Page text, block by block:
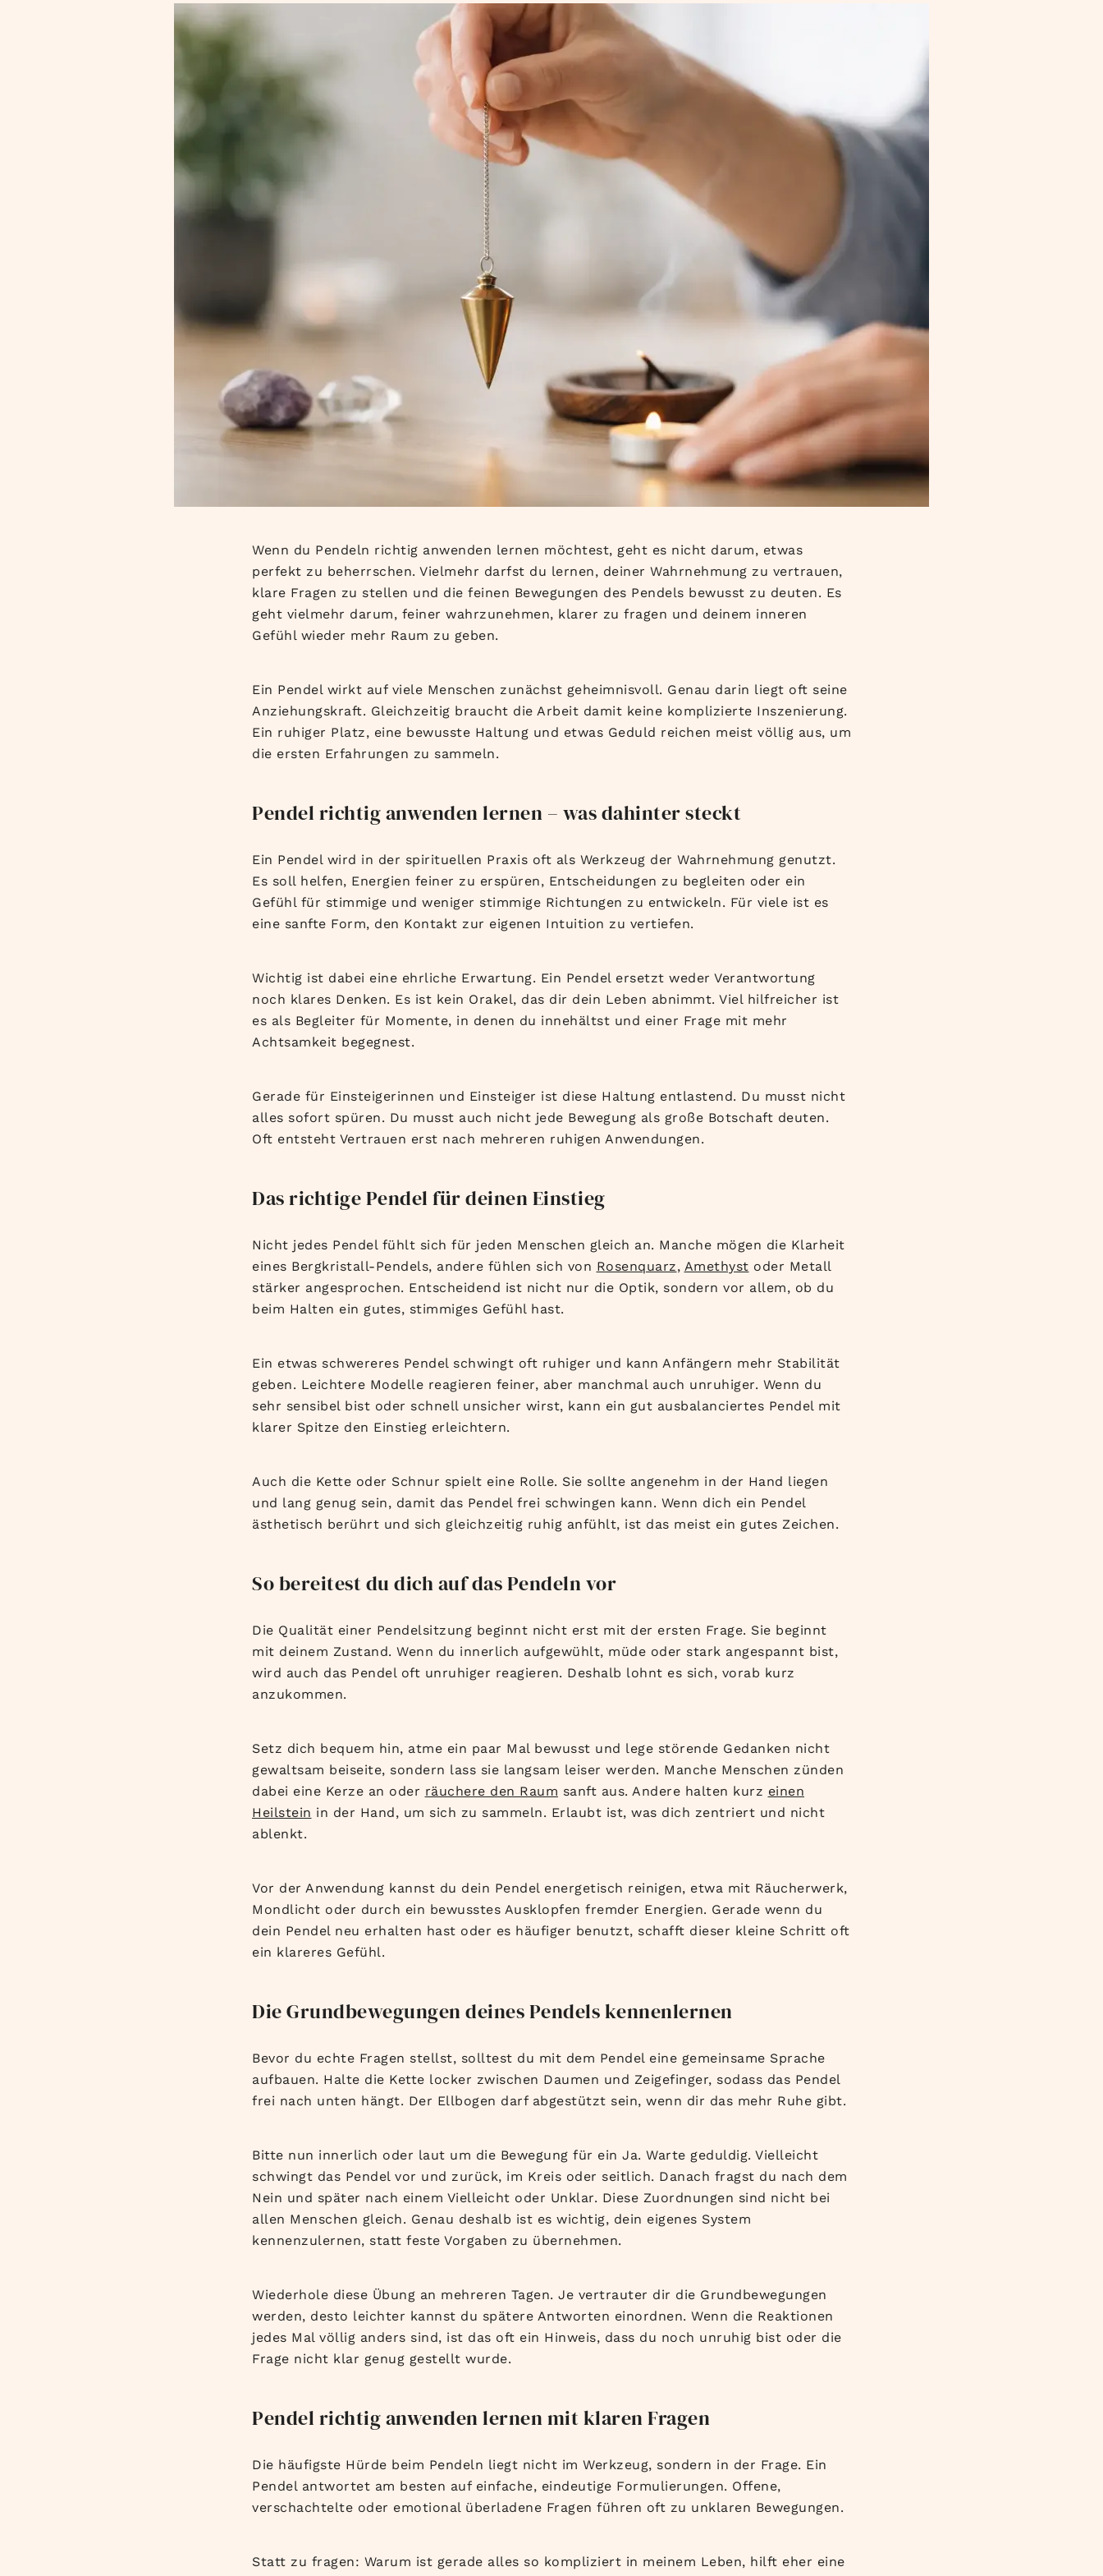
Wenn du Pendeln richtig anwenden lernen möchtest, geht es nicht darum, etwas
perfekt zu beherrschen. Vielmehr darfst du lernen, deiner Wahrnehmung zu vertrauen,
klare Fragen zu stellen und die feinen Bewegungen des Pendels bewusst zu deuten. Es
geht vielmehr darum, feiner wahrzunehmen, klarer zu fragen und deinem inneren
Gefühl wieder mehr Raum zu geben.
Ein Pendel wirkt auf viele Menschen zunächst geheimnisvoll. Genau darin liegt oft seine
Anziehungskraft. Gleichzeitig braucht die Arbeit damit keine komplizierte Inszenierung.
Ein ruhiger Platz, eine bewusste Haltung und etwas Geduld reichen meist völlig aus, um
die ersten Erfahrungen zu sammeln.
Pendel richtig anwenden lernen – was dahinter steckt
Ein Pendel wird in der spirituellen Praxis oft als Werkzeug der Wahrnehmung genutzt.
Es soll helfen, Energien feiner zu erspüren, Entscheidungen zu begleiten oder ein
Gefühl für stimmige und weniger stimmige Richtungen zu entwickeln. Für viele ist es
eine sanfte Form, den Kontakt zur eigenen Intuition zu vertiefen.
Wichtig ist dabei eine ehrliche Erwartung. Ein Pendel ersetzt weder Verantwortung
noch klares Denken. Es ist kein Orakel, das dir dein Leben abnimmt. Viel hilfreicher ist
es als Begleiter für Momente, in denen du innehältst und einer Frage mit mehr
Achtsamkeit begegnest.
Gerade für Einsteigerinnen und Einsteiger ist diese Haltung entlastend. Du musst nicht
alles sofort spüren. Du musst auch nicht jede Bewegung als große Botschaft deuten.
Oft entsteht Vertrauen erst nach mehreren ruhigen Anwendungen.
Das richtige Pendel für deinen Einstieg
Nicht jedes Pendel fühlt sich für jeden Menschen gleich an. Manche mögen die Klarheit
eines Bergkristall-Pendels, andere fühlen sich von Rosenquarz, Amethyst oder Metall
stärker angesprochen. Entscheidend ist nicht nur die Optik, sondern vor allem, ob du
beim Halten ein gutes, stimmiges Gefühl hast.
Ein etwas schwereres Pendel schwingt oft ruhiger und kann Anfängern mehr Stabilität
geben. Leichtere Modelle reagieren feiner, aber manchmal auch unruhiger. Wenn du
sehr sensibel bist oder schnell unsicher wirst, kann ein gut ausbalanciertes Pendel mit
klarer Spitze den Einstieg erleichtern.
Auch die Kette oder Schnur spielt eine Rolle. Sie sollte angenehm in der Hand liegen
und lang genug sein, damit das Pendel frei schwingen kann. Wenn dich ein Pendel
ästhetisch berührt und sich gleichzeitig ruhig anfühlt, ist das meist ein gutes Zeichen.
So bereitest du dich auf das Pendeln vor
Die Qualität einer Pendelsitzung beginnt nicht erst mit der ersten Frage. Sie beginnt
mit deinem Zustand. Wenn du innerlich aufgewühlt, müde oder stark angespannt bist,
wird auch das Pendel oft unruhiger reagieren. Deshalb lohnt es sich, vorab kurz
anzukommen.
Setz dich bequem hin, atme ein paar Mal bewusst und lege störende Gedanken nicht
gewaltsam beiseite, sondern lass sie langsam leiser werden. Manche Menschen zünden
dabei eine Kerze an oder räuchere den Raum sanft aus. Andere halten kurz einen
Heilstein in der Hand, um sich zu sammeln. Erlaubt ist, was dich zentriert und nicht
ablenkt.
Vor der Anwendung kannst du dein Pendel energetisch reinigen, etwa mit Räucherwerk,
Mondlicht oder durch ein bewusstes Ausklopfen fremder Energien. Gerade wenn du
dein Pendel neu erhalten hast oder es häufiger benutzt, schafft dieser kleine Schritt oft
ein klareres Gefühl.
Die Grundbewegungen deines Pendels kennenlernen
Bevor du echte Fragen stellst, solltest du mit dem Pendel eine gemeinsame Sprache
aufbauen. Halte die Kette locker zwischen Daumen und Zeigefinger, sodass das Pendel
frei nach unten hängt. Der Ellbogen darf abgestützt sein, wenn dir das mehr Ruhe gibt.
Bitte nun innerlich oder laut um die Bewegung für ein Ja. Warte geduldig. Vielleicht
schwingt das Pendel vor und zurück, im Kreis oder seitlich. Danach fragst du nach dem
Nein und später nach einem Vielleicht oder Unklar. Diese Zuordnungen sind nicht bei
allen Menschen gleich. Genau deshalb ist es wichtig, dein eigenes System
kennenzulernen, statt feste Vorgaben zu übernehmen.
Wiederhole diese Übung an mehreren Tagen. Je vertrauter dir die Grundbewegungen
werden, desto leichter kannst du spätere Antworten einordnen. Wenn die Reaktionen
jedes Mal völlig anders sind, ist das oft ein Hinweis, dass du noch unruhig bist oder die
Frage nicht klar genug gestellt wurde.
Pendel richtig anwenden lernen mit klaren Fragen
Die häufigste Hürde beim Pendeln liegt nicht im Werkzeug, sondern in der Frage. Ein
Pendel antwortet am besten auf einfache, eindeutige Formulierungen. Offene,
verschachtelte oder emotional überladene Fragen führen oft zu unklaren Bewegungen.
Statt zu fragen: Warum ist gerade alles so kompliziert in meinem Leben, hilft eher eine